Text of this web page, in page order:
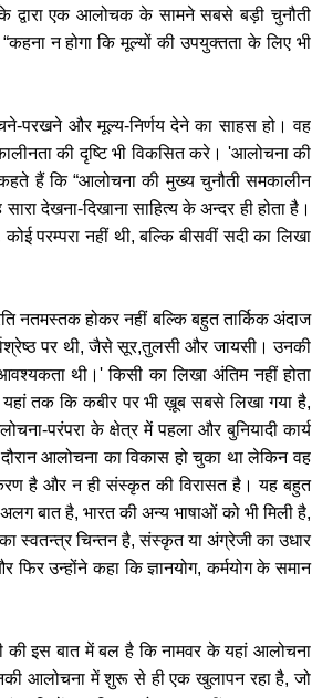
द्वारा एक आलोचक के सामने सबसे बड़ी चुनौती
न होगा कि मूल्यों की उपयुक्तता के लिए भी
परखने और मूल्य-निर्णय देने का साहस हो। वह
की दृष्टि भी विकसित करे। 'आलोचना की
हैं कि “आलोचना की मुख्य चुनौती समकालीन
देखना-दिखाना साहित्य के अन्दर ही होता है।
परम्परा नहीं थी, बल्कि बीसवीं सदी का लिखा
नतमस्तक होकर नहीं बल्कि बहुत तार्किक अंदाज
पर थी, जैसे सूर,तुलसी और जायसी। उनकी
थी।' किसी का लिखा अंतिम नहीं होता
तक कि कबीर पर भी ख़ूब सबसे लिखा गया है,
परंपरा के क्षेत्र में पहला और बुनियादी कार्य
आलोचना का विकास हो चुका था लेकिन वह
है और न ही संस्कृत की विरासत है। यह बहुत
बात है, भारत की अन्य भाषाओं को भी मिली है,
स्वतन्त्र चिन्तन है, संस्कृत या अंग्रेजी का उधार
उन्होंने कहा कि ज्ञानयोग, कर्मयोग के समान
की इस बात में बल है कि नामवर के यहां आलोचना
आलोचना में शुरू से ही एक खुलापन रहा है, जो